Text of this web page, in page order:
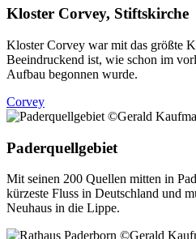
Kloster Corvey, Stiftskirche
Kloster Corvey war mit das größte
Beeindruckend ist, wie schon im
Aufbau begonnen wurde.
Corvey
Paderquellgebiet
Mit seinen 200 Quellen mitten in
kürzeste Fluss in Deutschland und
Neuhaus in die Lippe.